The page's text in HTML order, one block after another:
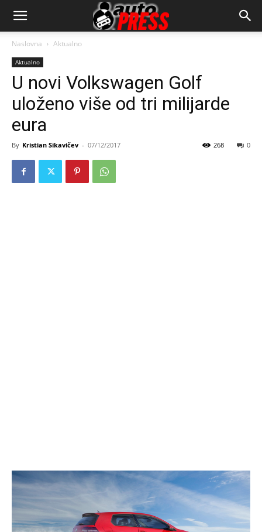
AutopressHR
Naslovna Aktualno
Aktualno
U novi Volkswagen Golf
uloženo više od tri milijarde
eura
By Kristian Sikavičev - 07/12/2017 0
268